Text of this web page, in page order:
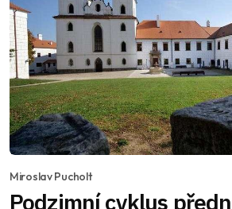
Miroslav Pucholt
Podzimní cyklus